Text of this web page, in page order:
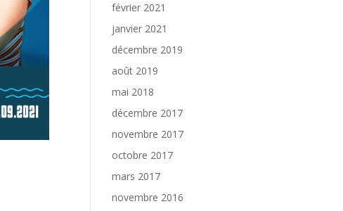
février 2021
janvier 2021
décembre 2019
août 2019
mai 2018
décembre 2017
novembre 2017
octobre 2017
mars 2017
novembre 2016